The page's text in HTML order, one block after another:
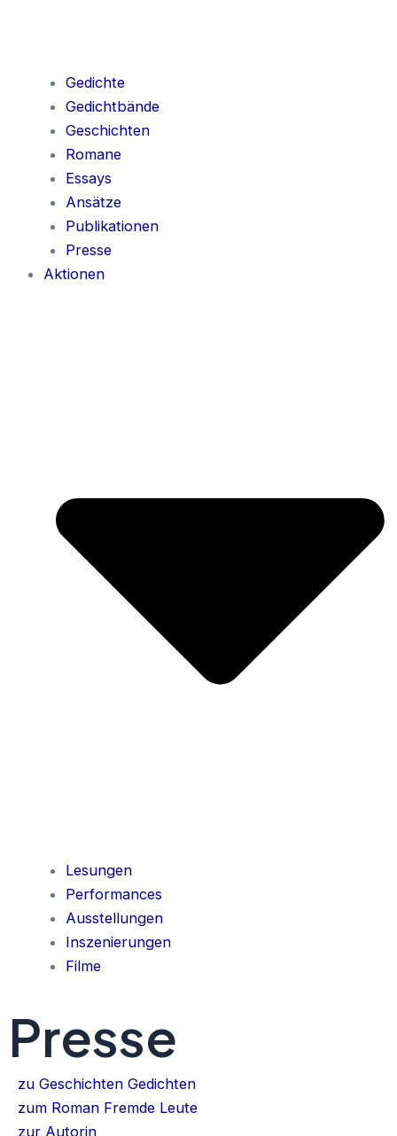
Gedichte
Gedichtbände
Geschichten
Romane
Essays
Ansätze
Publikationen
Presse
Aktionen
Lesungen
Performances
Ausstellungen
Inszenierungen
Filme
Presse
zu Geschichten Gedichten
zum Roman Fremde Leute
zur Autorin